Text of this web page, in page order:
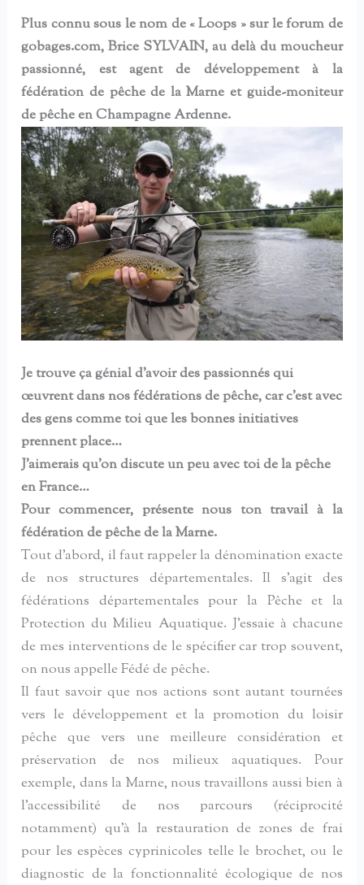
Plus connu sous le nom de « Loops » sur le forum de
gobages.com, Brice SYLVAIN, au delà du moucheur
passionné, est agent de développement à la
fédération de pêche de la Marne et guide-moniteur
de pêche en Champagne Ardenne.
Je trouve ça génial d’avoir des passionnés qui
œuvrent dans nos fédérations de pêche, car c’est avec
des gens comme toi que les bonnes initiatives
prennent place…
J’aimerais qu’on discute un peu avec toi de la pêche
en France…
Pour commencer, présente nous ton travail à la
fédération de pêche de la Marne.
Tout d’abord, il faut rappeler la dénomination exacte
de nos structures départementales. Il s’agit des
fédérations départementales pour la Pêche et la
Protection du Milieu Aquatique. J’essaie à chacune
de mes interventions de le spécifier car trop souvent,
on nous appelle Fédé de pêche.
Il faut savoir que nos actions sont autant tournées
vers le développement et la promotion du loisir
pêche que vers une meilleure considération et
préservation de nos milieux aquatiques. Pour
exemple, dans la Marne, nous travaillons aussi bien à
l’accessibilité de nos parcours (réciprocité
notamment) qu’à la restauration de zones de frai
pour les espèces cyprinicoles telle le brochet, ou le
diagnostic de la fonctionnalité écologique de nos